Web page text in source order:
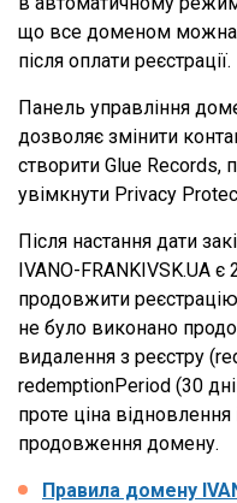
що все доменом можна
після оплати реєстрації.
Панель управління
дозволяє змінити
створити Glue
увімкнути Privacy
Після настання дати
IVANO-FRANKIVSK.UA є
продовжити
не було виконано
видалення з реєстру
redemptionPeriod (30
проте ціна
продовження домену.
Правила домену